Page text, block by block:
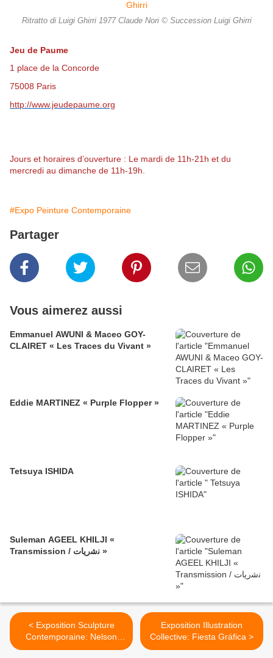
Ritratto di Luigi Ghirri 1977 Claude Nori © Succession Luigi Ghirri
Jeu de Paume
1 place de la Concorde
75008 Paris
http://www.jeudepaume.org
Jours et horaires d’ouverture : Le mardi de 11h-21h et du
mercredi au dimanche de 11h-19h.
#Expo Peinture Contemporaine
Partager
Vous aimerez aussi
Emmanuel AWUNI & Maceo GOY-
CLAIRET « Les Traces du Vivant »
Eddie MARTINEZ « Purple Flopper »
Tetsuya ISHIDA
Suleman AGEEL KHILJI «
Transmission / ﻧﺷرﯾﺎت »
< Exposition Sculpture
Contemporaine: Nelson
PERNISCO « Si par parking
Exposition Illustration
Collective: Fiesta Gráfica >